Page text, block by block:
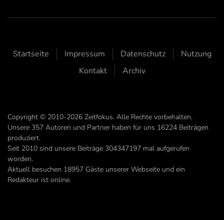
Startseite Impressum Datenschutz
Nutzung
Kontakt
Archiv
Copyright © 2010-2026 Zeitfokus. Alle Rechte vorbehalten.
Unsere 357 Autoren und Partner haben für uns 16224 Beiträgen
produziert.
Seit 2010 sind unsere Beiträge 304347197 mal aufgerufen
worden.
Aktuell besuchen 18957 Gäste unserer Webseite und ein
Redakteur ist online.